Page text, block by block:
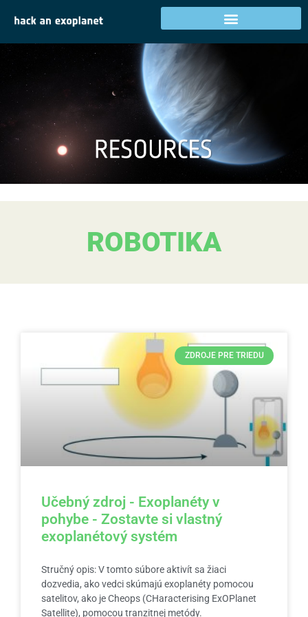
ROBOTIKA
ZDROJE PRE TRIEDU
Učebný zdroj - Exoplanéty v
pohybe - Zostavte si vlastný
exoplanétový systém
Stručný opis: V tomto súbore aktivít sa žiaci
dozvedia, ako vedci skúmajú exoplanéty pomocou
satelitov, ako je Cheops (CHaracterising ExOPlanet
Satellite), pomocou tranzitnej metódy.